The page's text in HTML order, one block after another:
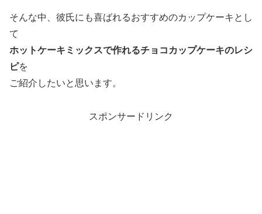
そんな中、彼氏にも喜ばれるおすすめのカップケーキとし
て
ホットケーキミックスで作れるチョコカップケーキのレシ
ピを
ご紹介したいと思います。
スポンサードリンク